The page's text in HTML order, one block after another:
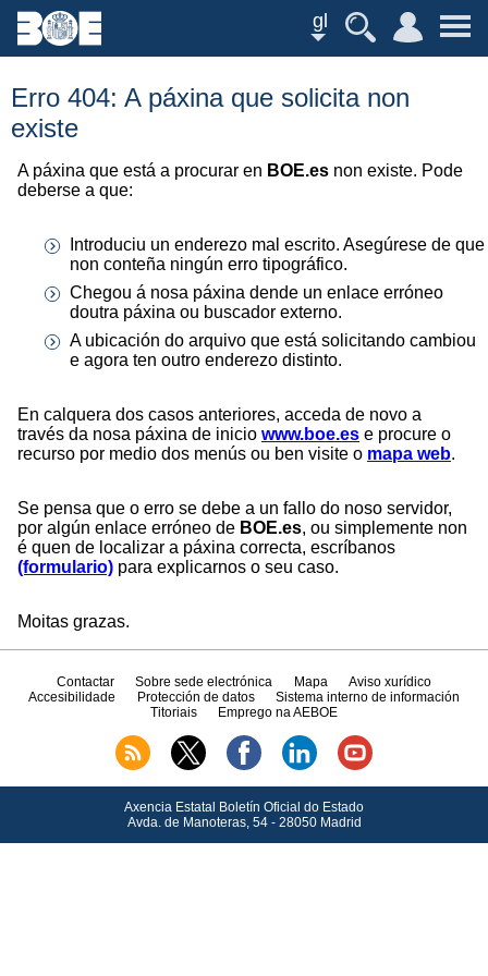
gl
Erro 404: A páxina que solicita non
existe
A páxina que está a procurar en BOE.es non existe. Pode
deberse a que:
Introduciu un enderezo mal escrito. Asegúrese de que
non conteña ningún erro tipográfico.
Chegou á nosa páxina dende un enlace erróneo
doutra páxina ou buscador externo.
A ubicación do arquivo que está solicitando cambiou
e agora ten outro enderezo distinto.
En calquera dos casos anteriores, acceda de novo a
través da nosa páxina de inicio www.boe.es e procure o
recurso por medio dos menús ou ben visite o mapa web.
Se pensa que o erro se debe a un fallo do noso servidor,
por algún enlace erróneo de BOE.es, ou simplemente non
é quen de localizar a páxina correcta, escríbanos
(formulario) para explicarnos o seu caso.
Moitas grazas.
Contactar Sobre sede electrónica Mapa
Aviso xurídico
Accesibilidade
Protección de datos
Sistema interno de información
Titoriais
Emprego na AEBOE
Axencia Estatal Boletín Oficial do Estado
Avda.de Manoteras, 54 - 28050 Madrid